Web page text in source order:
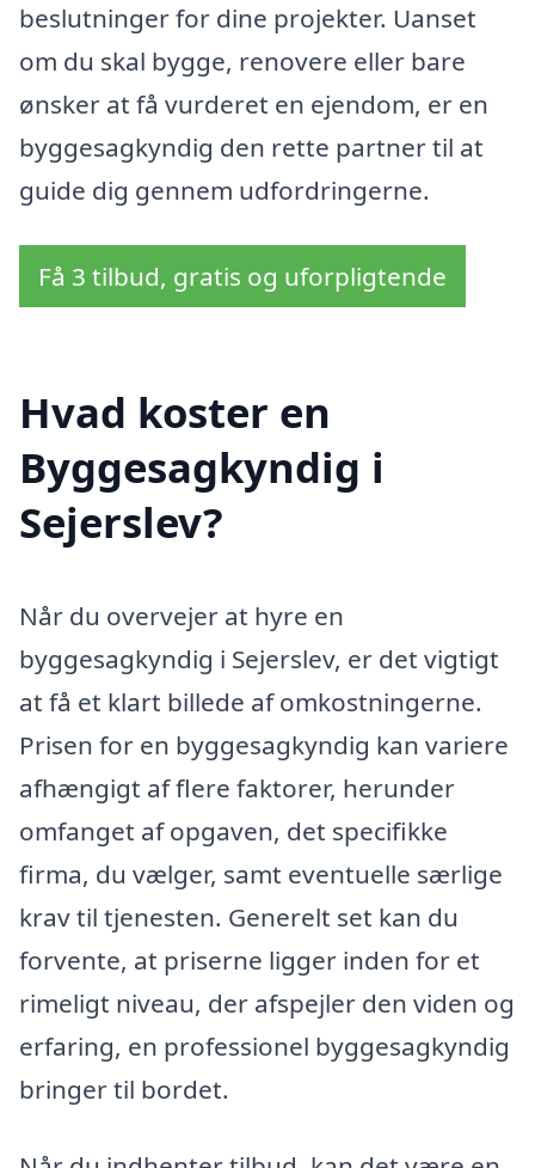
beslutninger for dine projekter. Uanset
om du skal bygge, renovere eller bare
ønsker at få vurderet en ejendom, er en
byggesagkyndig den rette partner til at
guide dig gennem udfordringerne.
Få 3 tilbud, gratis og uforpligtende
Hvad koster en
Byggesagkyndig i
Sejerslev?
Når du overvejer at hyre en
byggesagkyndig i Sejerslev, er det vigtigt
at få et klart billede af omkostningerne.
Prisen for en byggesagkyndig kan variere
afhængigt af flere faktorer, herunder
omfanget af opgaven, det specifikke
firma, du vælger, samt eventuelle særlige
krav til tjenesten. Generelt set kan du
forvente, at priserne ligger inden for et
rimeligt niveau, der afspejler den viden og
erfaring, en professionel byggesagkyndig
bringer til bordet.